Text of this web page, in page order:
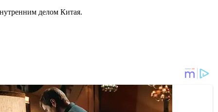
делом Китая.